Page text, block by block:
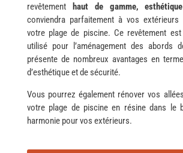
revêtement
haut de gamme, esthétique
conviendra parfaitement à vos
votre plage de piscine. Ce revêtement
utilisé pour l’aménagement des abords
présente de nombreux avantages en
d’esthétique et de sécurité.
Vous pourrez également rénover vos
votre plage de piscine en résine dans le
harmonie pour vos extérieurs.